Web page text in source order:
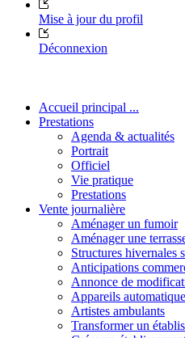
Mise à jour du profil
Déconnexion
Accueil principal ...
Prestations
Agenda & actualités
Portrait
Officiel
Vie pratique
Prestations
Vente journalière
Aménager un fumoir
Aménager une
Structures hivernales
Anticipations
Annonce de
Appareils
Artistes ambulants
Transformer un